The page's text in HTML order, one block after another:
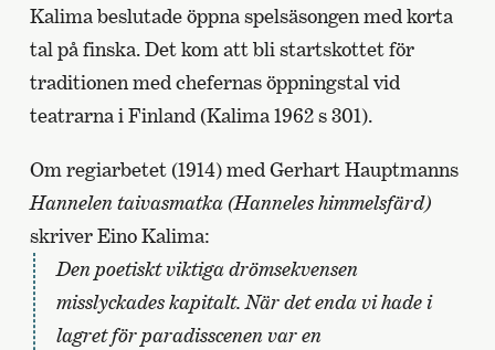
Kalima beslutade öppna spelsäsongen med korta
tal på finska. Det kom att bli startskottet för
traditionen med chefernas öppningstal vid
teatrarna i Finland (Kalima 1962 s 301).
Om regiarbetet (1914) med Gerhart Hauptmanns
Hannelen taivasmatka (Hanneles himmelsfärd)
skriver Eino Kalima:
Den poetiskt viktiga drömsekvensen
misslyckades kapitalt. När det enda vi hade i
lagret för paradisscenen var en